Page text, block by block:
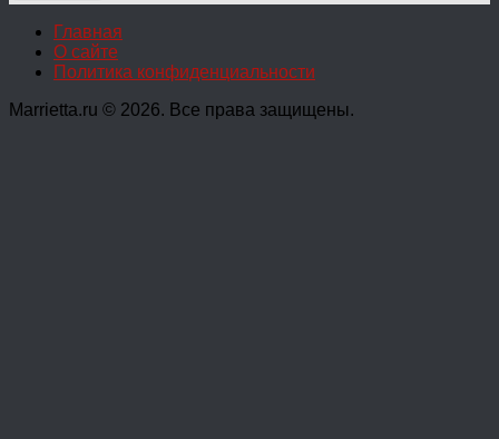
Главная
О сайте
Политика конфиденциальности
Marrietta.ru © 2026. Все права защищены.